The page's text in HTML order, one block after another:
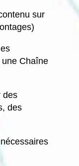
sur
Chaîne
des
des